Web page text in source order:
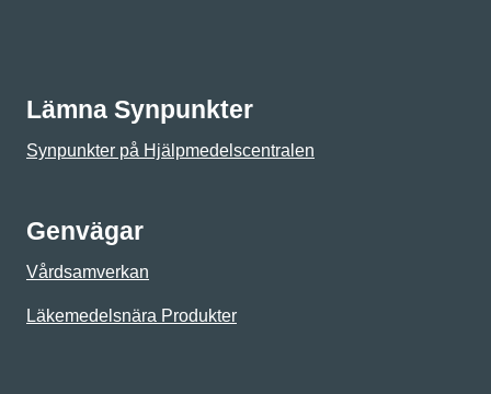
Lämna Synpunkter
Synpunkter på Hjälpmedelscentralen
Genvägar
Vårdsamverkan
Läkemedelsnära Produkter